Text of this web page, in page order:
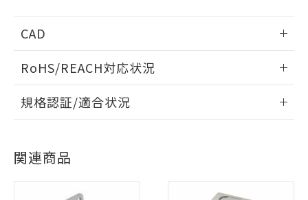
CAD
ログイン/会員登録いただくと、CADデータをダウンロー
ドすることができます。
RoHS/REACH対応状況
EU RoHS 注意事項・凡例
対応状況 ※1
対応済み
規格認証/適合状況
Yes
関連商品
ご利用ください。
※1 対応状況
非含有に対応した製品が提供可能な商品で
す。
対応予定：EU RoHS指令（10物質）の非含
商品です。
対応予定なし：EU RoHS指令（10物質）の
非含有に非対応の商品で、対応品を出す予
定はありません。